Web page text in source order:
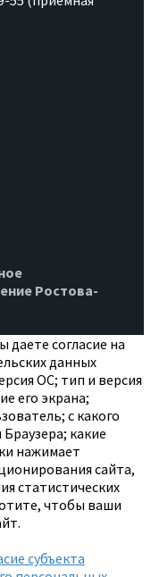
Ростова-
согласие на
данных
ОС; тип и версия
его экрана;
с какого
какие
нажимает
сайта,
статистических
чтобы ваши
субъекта